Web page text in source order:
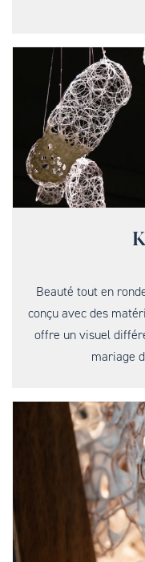
Beauté tout en
conçu avec des
offre un visuel
mariage